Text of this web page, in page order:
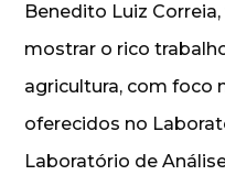
Benedito Luiz
mostrar o rico
agricultura, com foco
oferecidos no
Laboratório de